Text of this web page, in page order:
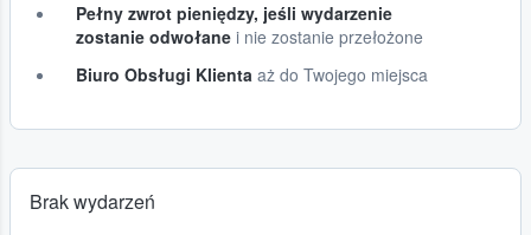
Pełny zwrot pieniędzy, jeśli wydarzenie
zostanie odwołane i nie zostanie przełożone
Biuro Obsługi Klienta aż do Twojego miejsca
Brak wydarzeń